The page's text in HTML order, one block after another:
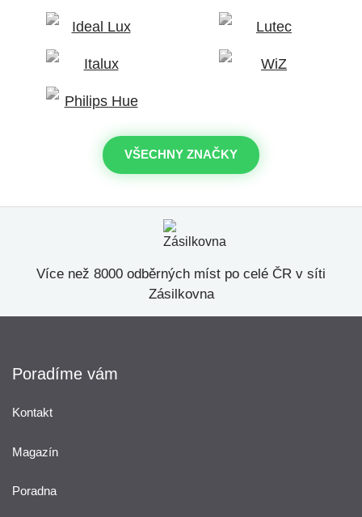
VŠECHNY ZNAČKY
Více než 8000 odběrných míst po celé ČR v síti
Zásilkovna
Poradíme vám
Kontakt
Magazín
Poradna